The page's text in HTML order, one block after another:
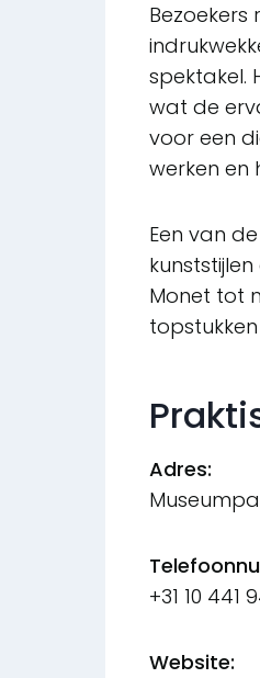
spektakel.
wat de
voor een
werken en
Een van
Monet tot
Adres:
+31 10 441
Website: